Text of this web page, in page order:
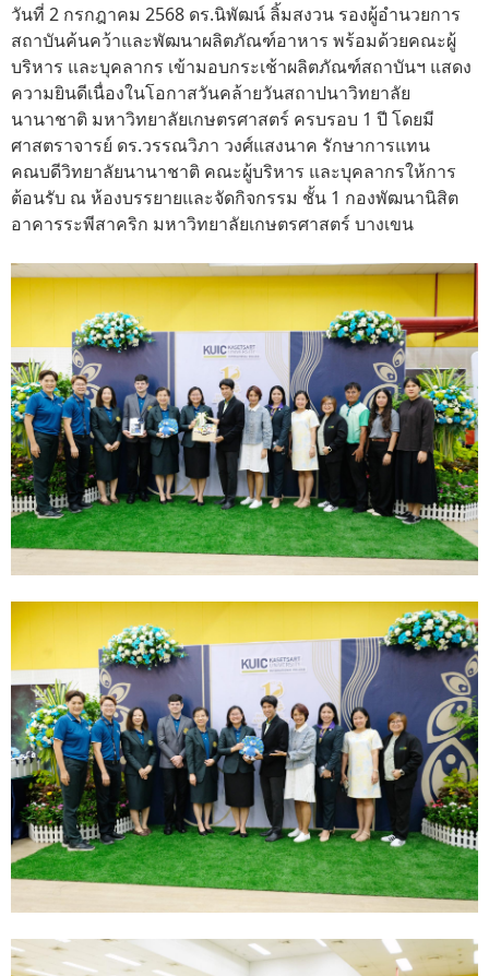
วันที่ 2 กรกฎาคม 2568 ดร.นิพัฒน์ ลิ้มสงวน รองผู้อำนวยการ
สถาบันค้นคว้าและพัฒนาผลิตภัณฑ์อาหาร พร้อมด้วยคณะผู้
บริหาร และบุคลากร เข้ามอบกระเช้าผลิตภัณฑ์สถาบันฯ แสดง
ความยินดีเนื่องในโอกาสวันคล้ายวันสถาปนาวิทยาลัย
นานาชาติ มหาวิทยาลัยเกษตรศาสตร์ ครบรอบ 1 ปี โดยมี
ศาสตราจารย์ ดร.วรรณวิภา วงศ์แสงนาค รักษาการแทน
คณบดีวิทยาลัยนานาชาติ คณะผู้บริหาร และบุคลากรให้การ
ต้อนรับ ณ ห้องบรรยายและจัดกิจกรรม ชั้น 1 กองพัฒนานิสิต
อาคารระพีสาคริก มหาวิทยาลัยเกษตรศาสตร์ บางเขน